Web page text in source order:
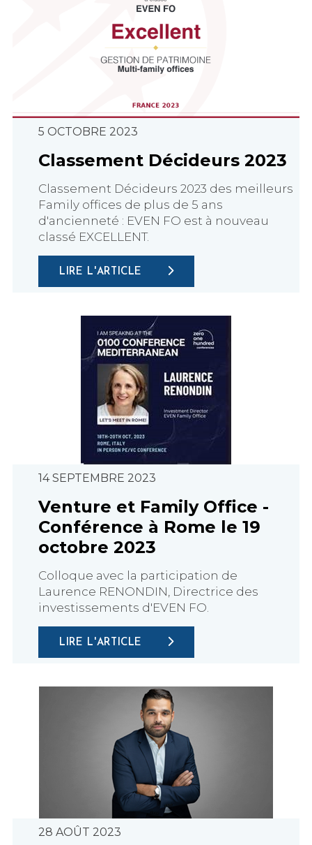
5 OCTOBRE 2023
Classement Décideurs 2023
Classement Décideurs 2023 des meilleurs
Family offices de plus de 5 ans
d'ancienneté : EVEN FO est à nouveau
classé EXCELLENT.
LIRE L'ARTICLE
14 SEPTEMBRE 2023
Venture et Family Office -
Conférence à Rome le 19
octobre 2023
Colloque avec la participation de
Laurence RENONDIN, Directrice des
investissements d'EVEN FO.
LIRE L'ARTICLE
28 AOÛT 2023